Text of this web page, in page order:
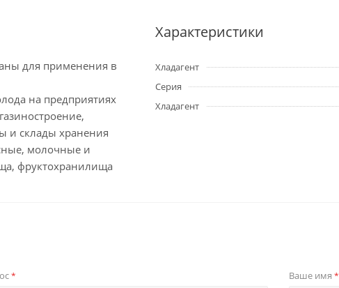
для применения в
на предприятиях
и склады хранения
молочные и
фруктохранилища
Характеристики
Хладагент
Серия
Хладагент
* Ваше имя*